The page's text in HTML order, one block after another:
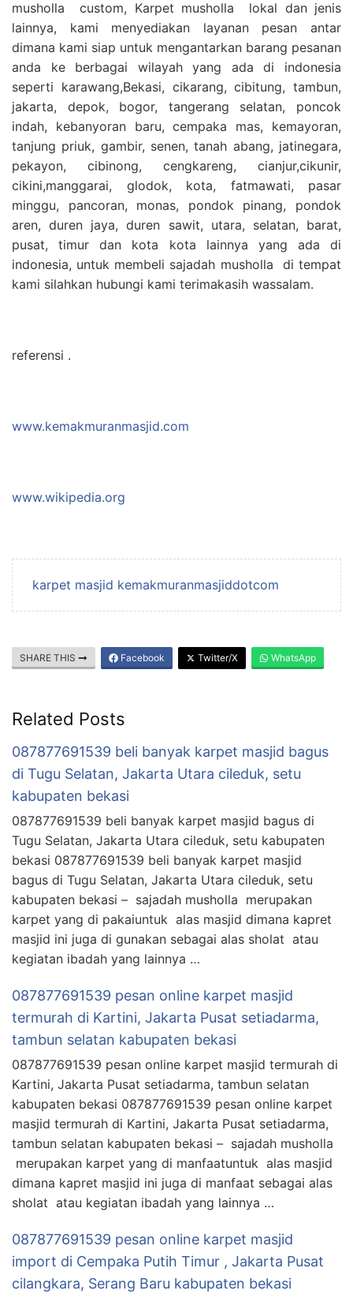
musholla custom, Karpet musholla lokal dan jenis
lainnya, kami menyediakan layanan pesan antar
dimana kami siap untuk mengantarkan barang pesanan
anda ke berbagai wilayah yang ada di indonesia
seperti karawang,Bekasi, cikarang, cibitung, tambun,
jakarta, depok, bogor, tangerang selatan, poncok
indah, kebanyoran baru, cempaka mas, kemayoran,
tanjung priuk, gambir, senen, tanah abang, jatinegara,
pekayon, cibinong, cengkareng, cianjur,cikunir,
cikini,manggarai, glodok, kota, fatmawati, pasar
minggu, pancoran, monas, pondok pinang, pondok
aren, duren jaya, duren sawit, utara, selatan, barat,
pusat, timur dan kota kota lainnya yang ada di
indonesia, untuk membeli sajadah musholla di tempat
kami silahkan hubungi kami terimakasih wassalam.
referensi .
www.kemakmuranmasjid.com
www.wikipedia.org
karpet masjid kemakmuranmasjiddotcom
SHARE THIS Facebook Twitter/X WhatsApp
Related Posts
087877691539 beli banyak karpet masjid bagus
di Tugu Selatan, Jakarta Utara cileduk, setu
kabupaten bekasi
087877691539 beli banyak karpet masjid bagus di
Tugu Selatan, Jakarta Utara cileduk, setu kabupaten
bekasi 087877691539 beli banyak karpet masjid
bagus di Tugu Selatan, Jakarta Utara cileduk, setu
kabupaten bekasi – sajadah musholla merupakan
karpet yang di pakaiuntuk alas masjid dimana kapret
masjid ini juga di gunakan sebagai alas sholat atau
kegiatan ibadah yang lainnya …
087877691539 pesan online karpet masjid
termurah di Kartini, Jakarta Pusat setiadarma,
tambun selatan kabupaten bekasi
087877691539 pesan online karpet masjid termurah di
Kartini, Jakarta Pusat setiadarma, tambun selatan
kabupaten bekasi 087877691539 pesan online karpet
masjid termurah di Kartini, Jakarta Pusat setiadarma,
tambun selatan kabupaten bekasi – sajadah musholla
merupakan karpet yang di manfaatuntuk alas masjid
dimana kapret masjid ini juga di manfaat sebagai alas
sholat atau kegiatan ibadah yang lainnya …
087877691539 pesan online karpet masjid
import di Cempaka Putih Timur , Jakarta Pusat
cilangkara, Serang Baru kabupaten bekasi